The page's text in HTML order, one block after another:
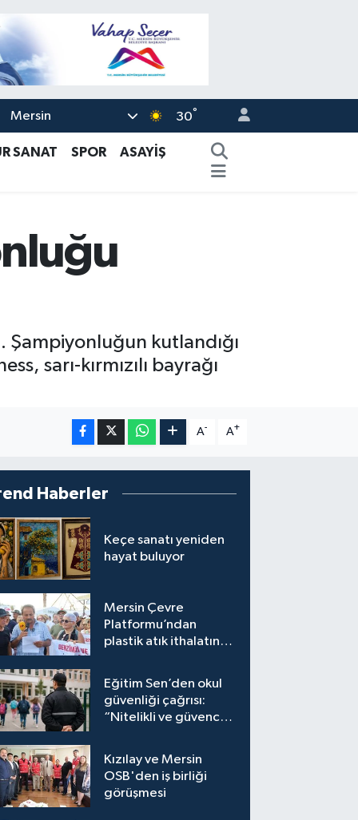
Mersin 30°
SANAT SPOR
ASAYİŞ
Şampiyonluğun kutlandığı
sarı-kırmızılı bayrağı
A- A+
Haberler
Keçe sanatı yeniden
hayat buluyor
Mersin Çevre
Platformu’ndan
plastik atık ithalatına
Eğitim Sen’den okul
güvenliği çağrısı:
“Nitelikli ve güvenceli
Kızılay ve Mersin
OSB'den iş birliği
görüşmesi